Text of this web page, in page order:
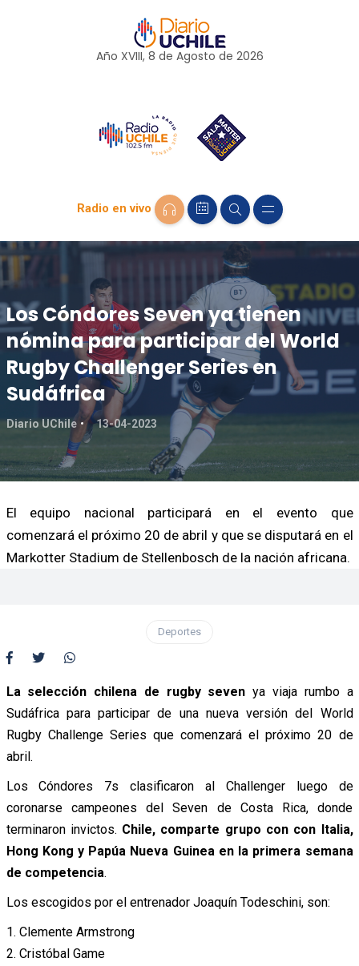
Año XVIII, 8 de Agosto de 2026
Radio en vivo
Los Cóndores Seven ya tienen
nómina para participar del World
Rugby Challenger Series en
Sudáfrica
Diario UChile 13-04-2023
El equipo nacional participará en el evento que
comenzará el próximo 20 de abril y que se disputará en el
Markotter Stadium de Stellenbosch de la nación africana.
Deportes
La selección chilena de rugby seven ya viaja rumbo a
Sudáfrica para participar de una nueva versión del World
Rugby Challenge Series que comenzará el próximo 20 de
abril.
Los Cóndores 7s clasificaron al Challenger luego de
coronarse campeones del Seven de Costa Rica, donde
terminaron invictos. Chile, comparte grupo con con Italia,
Hong Kong y Papúa Nueva Guinea en la primera semana
de competencia.
Los escogidos por el entrenador Joaquín Todeschini, son:
1. Clemente Armstrong
2. Cristóbal Game